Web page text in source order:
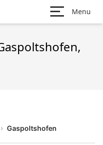
Menu
Gaspoltshofen